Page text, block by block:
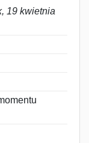
19 kwietnia